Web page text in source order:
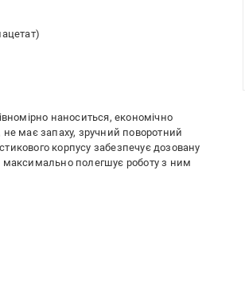
наноситься, економічно
не має запаху, зручний поворотний
корпусу забезпечує дозовану
максимально полегшує роботу з ним